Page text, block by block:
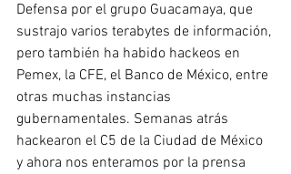
Defensa por el grupo Guacamaya, que
sustrajo varios terabytes de información,
pero también ha habido hackeos en
Pemex, la CFE, el Banco de México, entre
otras muchas instancias
gubernamentales. Semanas atrás
hackearon el C5 de la Ciudad de México
y ahora nos enteramos por la prensa